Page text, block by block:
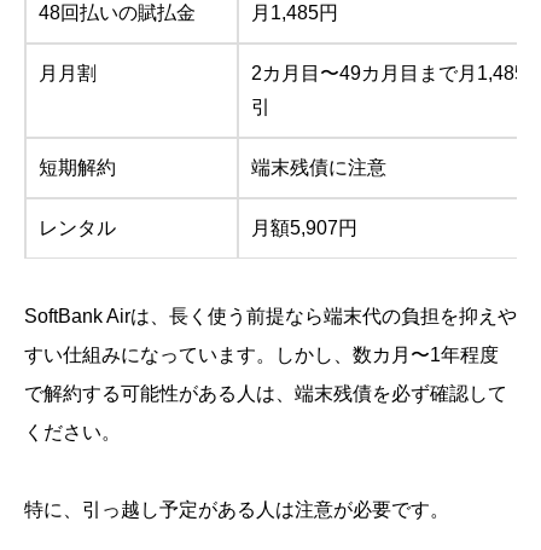
48回払いの賦払金 月1,485円
月月割
2カ月目〜49カ月目まで月1,485
引
短期解約 端末残債に注意
レンタル 月額5,907円
SoftBank Airは、長く使う前提なら端末代の負担を抑えや
すい仕組みになっています。しかし、数カ月〜1年程度
で解約する可能性がある人は、端末残債を必ず確認して
ください。
特に、引っ越し予定がある人は注意が必要です。